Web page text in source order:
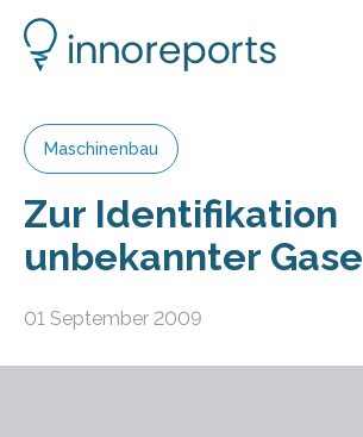
Maschinenbau
Zur Identifikation
unbekannter Gase
01 September 2009